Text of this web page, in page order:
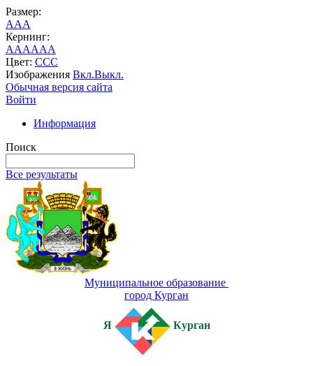
Размер:
AAA
Кернинг:
AAAAAA
Цвет: CCC
Изображения Вкл.Выкл.
Обычная версия сайта
Войти
Информация
Поиск
Все результаты
Муниципальное образование
город Курган
Я Курган